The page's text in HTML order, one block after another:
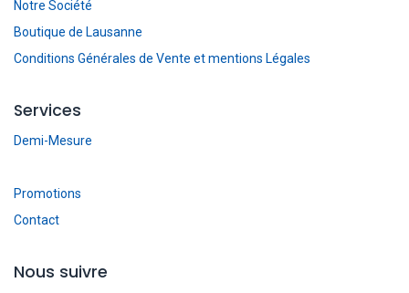
Notre Société
Boutique de Lausanne
Conditions Générales de Vente et mentions Légales
Services
Demi-Mesure
Promotions
Contact
Nous suivre